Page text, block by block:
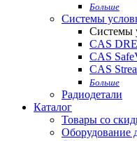
Больше
Системы
Системы
CAS
CAS
CAS
Больше
Радиодетали
Каталог
Товары со
Оборудование